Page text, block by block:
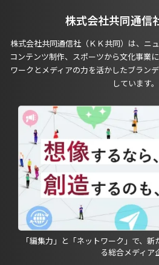
株式会社共同通信
株式会社共同通信社（ＫＫ共同）は、ニ
コンテンツ制作、スポーツから文化事業
ワークとメディアの力を活かしたブラン
しています。
「編集力」と「ネットワーク」で、
る総合メディア